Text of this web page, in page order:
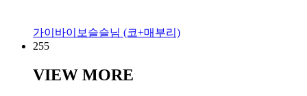
가이바이보슬슬님 (코+매부리)
255
VIEW MORE